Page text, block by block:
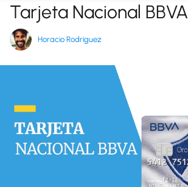
Tarjeta Nacional BBVA
Horacio Rodríguez